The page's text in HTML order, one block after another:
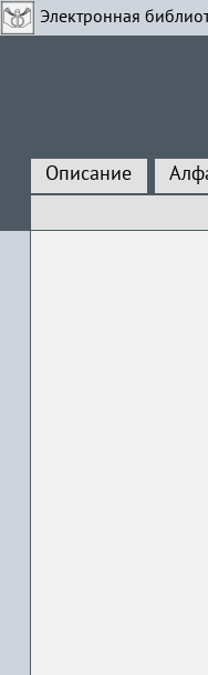
Электронная
Описание